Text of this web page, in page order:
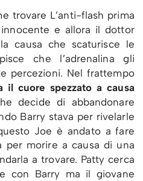
trovare L’anti-flash prima
e allora il dottor
causa che scaturisce le
che l’adrenalina gli
percezioni. Nel frattempo
il cuore spezzato a causa
decide di abbandonare
Barry stava per rivelarle
Joe è andato a fare
per morire a causa di una
a trovare. Patty cerca
con Barry ma il giovane